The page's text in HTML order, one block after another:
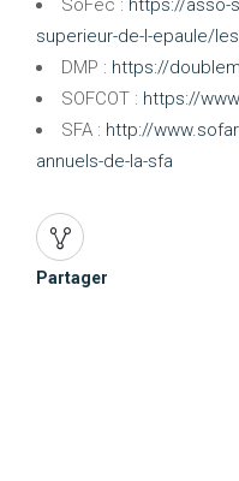
SoFec : https://
superieur-de-l-epaule/
DMP : https://
SOFCOT : https://
SFA : http://
annuels-de-la-sfa
Partager